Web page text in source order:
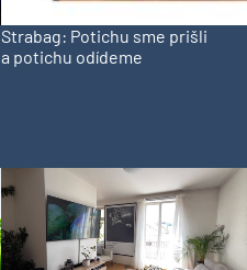
Strabag: Potichu sme prišli
a potichu odídeme